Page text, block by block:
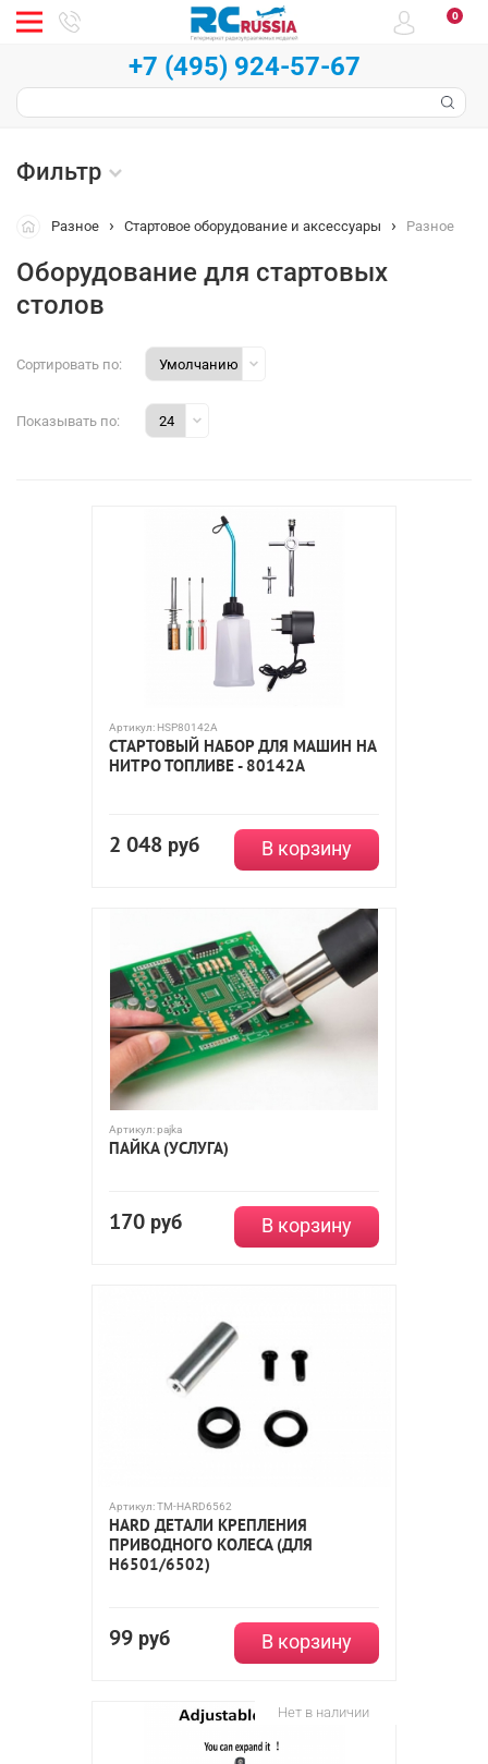
0
+7 (495) 924-57-67
Фильтр
Разное Стартовое оборудование и аксессуары Разное
Оборудование для стартовых
столов
Сортировать по:
Показывать по:
Артикул: HSP80142A
СТАРТОВЫЙ НАБОР ДЛЯ МАШИН НА
НИТРО ТОПЛИВЕ - 80142A
2 048 руб В корзину
Артикул:pajka
ПАЙКА (УСЛУГА)
170 руб В корзину
Артикул:TM-HARD6562
HARD ДЕТАЛИ КРЕПЛЕНИЯ
ПРИВОДНОГО КОЛЕСА (ДЛЯ
H6501/6502)
99 руб В корзину
Нет в наличии